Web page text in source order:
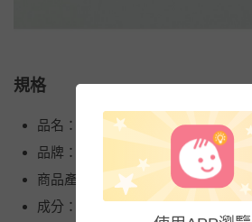
規格
品名：荷葉花邊裝飾泡泡袖上衣
品牌：韓國 OZKIZ
商品產地（國）：韓國
成分：100%棉